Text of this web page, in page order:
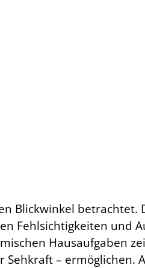
Blickwinkel betrachtet.
Fehlsichtigkeiten und
Hausaufgaben
– ermöglichen.